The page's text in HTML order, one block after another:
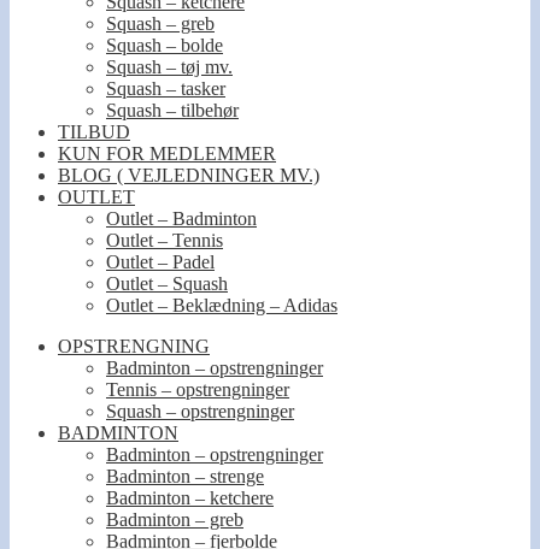
Squash – greb
Squash – bolde
Squash – tøj mv.
Squash – tasker
Squash – tilbehør
TILBUD
KUN FOR MEDLEMMER
BLOG ( VEJLEDNINGER MV.)
OUTLET
Outlet – Badminton
Outlet – Tennis
Outlet – Padel
Outlet – Squash
Outlet – Beklædning – Adidas
OPSTRENGNING
Badminton – opstrengninger
Tennis – opstrengninger
Squash – opstrengninger
BADMINTON
Badminton – opstrengninger
Badminton – strenge
Badminton – ketchere
Badminton – greb
Badminton – fjerbolde